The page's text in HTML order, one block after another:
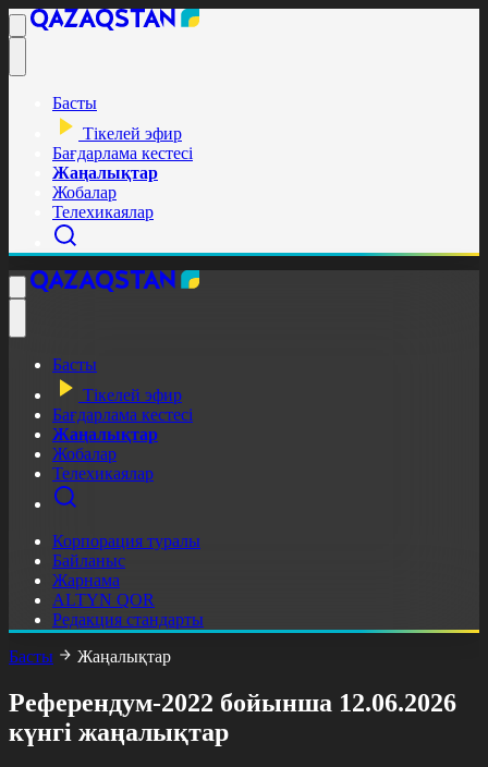
Басты
Тікелей эфир
Бағдарлама кестесі
Жаңалықтар
Жобалар
Телехикаялар
Басты
Тікелей эфир
Бағдарлама кестесі
Жаңалықтар
Жобалар
Телехикаялар
Корпорация туралы
Байланыс
Жарнама
ALTYN QOR
Редакция стандарты
Басты
Жаңалықтар
Референдум-2022 бойынша 12.06.2026
күнгі жаңалықтар